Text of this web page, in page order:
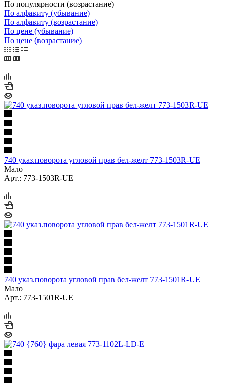
По популярности (возрастание)
По алфавиту (убывание)
По алфавиту (возрастание)
По цене (убывание)
По цене (возрастание)
740 указ.поворота угловой прав бел-желт 773-1503R-UE
Мало
Арт.: 773-1503R-UE
740 указ.поворота угловой прав бел-желт 773-1501R-UE
Мало
Арт.: 773-1501R-UE